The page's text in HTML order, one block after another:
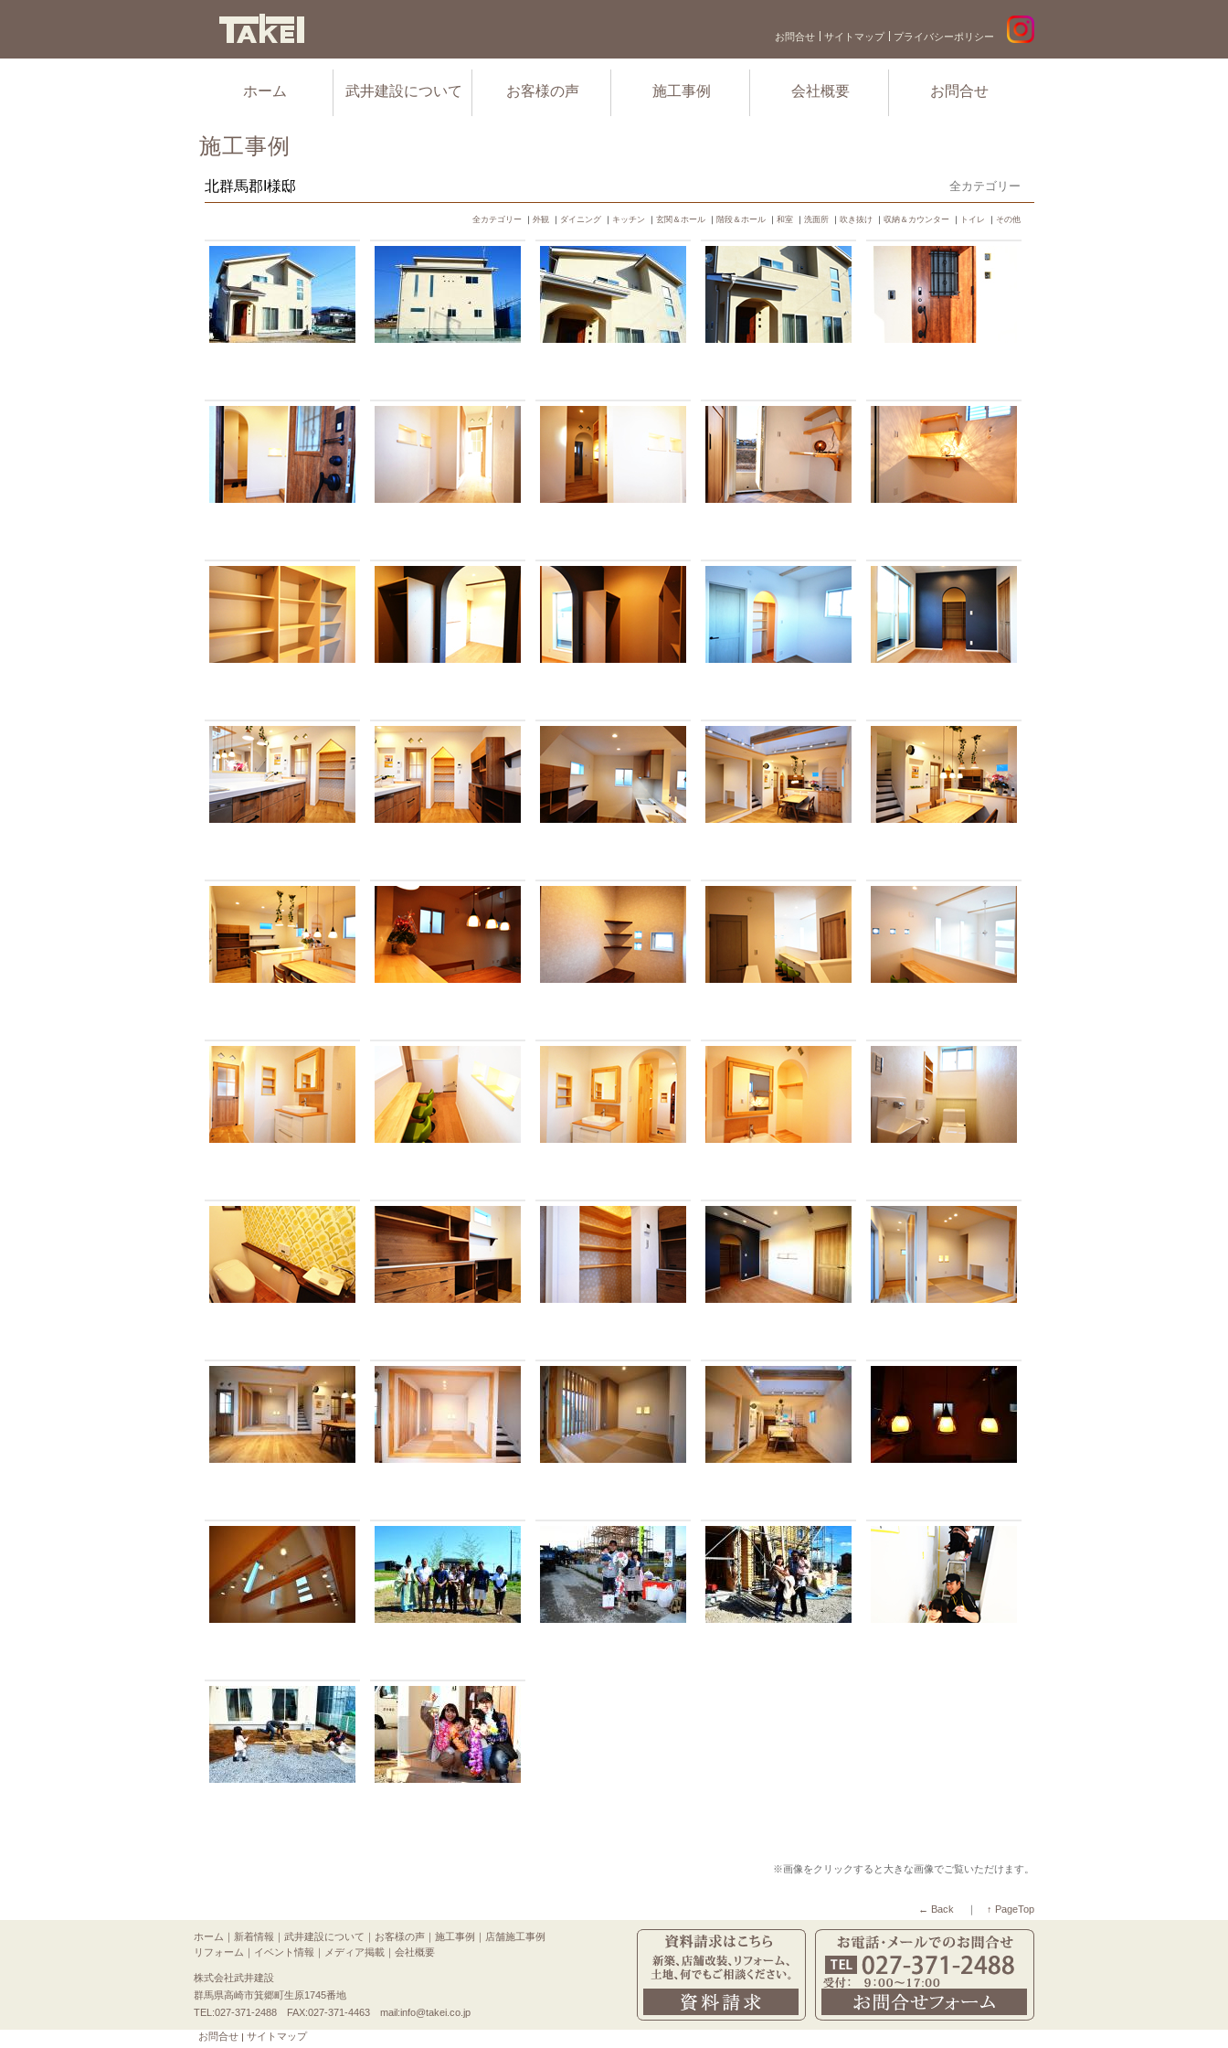
お問合せ サイトマップ プライバシーポリシー
ホーム 武井建設について お客様の声 施工事例 会社概要 お問合せ
施工事例
北群馬郡I様邸 全カテゴリー
全カテゴリー ｜ 外観 ｜ ダイニング ｜ キッチン ｜ 玄関＆ホール ｜ 階段＆ホール ｜ 和室 ｜ 洗面所 ｜ 吹き抜け ｜ 収納＆カウンター ｜ トイレ ｜ その他
※画像をクリックすると大きな画像でご覧いただけます。
← Back ｜ ↑ PageTop
ホーム ｜ 新着情報 ｜ 武井建設について ｜ お客様の声 ｜ 施工事例 ｜ 店舗施工事例
リフォーム ｜ イベント情報 ｜ メディア掲載 ｜ 会社概要
株式会社武井建設
群馬県高崎市箕郷町生原1745番地
TEL:027-371-2488 FAX:027-371-4463 mail:info@takei.co.jp
お問合せ サイトマップ